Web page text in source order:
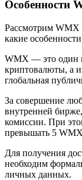
Особенности
Рассмотрим WMX
какие
WMX — это один
криптовалюты, а
глобальная
За совершение
внутренней
комиссии. При
превышать 5
Для получения
необходим
личных данных.